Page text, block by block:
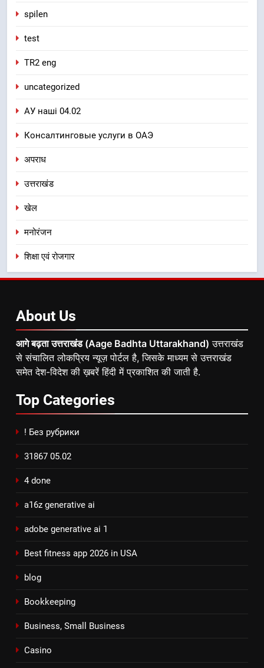
spilen
test
TR2 eng
uncategorized
АУ наші 04.02
Консалтинговые услуги в ОАЭ
अपराध
उत्तराखंड
खेल
मनोरंजन
शिक्षा एवं रोजगार
About Us
आगे बढ़ता उत्तराखंड (Aage Badhta Uttarakhand) उत्तराखंड
से संचालित लोकप्रिय न्यूज़ पोर्टल है, जिसके माध्यम से उत्तराखंड
समेत देश-विदेश की ख़बरें हिंदी में प्रकाशित की जाती है.
Top Categories
! Без рубрики
31867 05.02
4 done
a16z generative ai
adobe generative ai 1
Best fitness app 2026 in USA
blog
Bookkeeping
Business, Small Business
Casino